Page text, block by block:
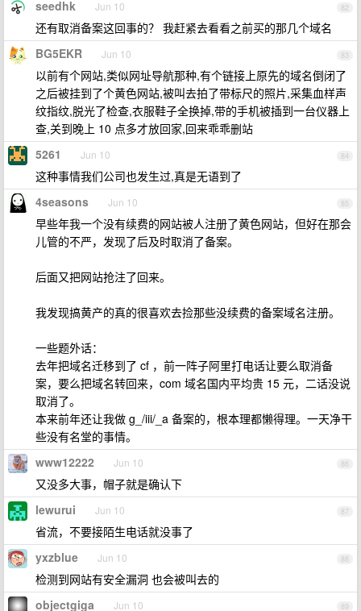
82
seedhk Jun 10
还有取消备案这回事的？ 我赶紧去看看之前买的那几个域名
83
BG5EKR Jun 10
以前有个网站,类似网址导航那种,有个链接上原先的域名倒闭了
之后被挂到了个黄色网站,被叫去拍了带标尺的照片,采集血样声
纹指纹,脱光了检查,衣服鞋子全换掉,带的手机被插到一台仪器上
查,关到晚上 10 点多才放回家,回来乖乖删站
84
5261 Jun 10
这种事情我们公司也发生过,真是无语到了
85
4seasons Jun 10
早些年我一个没有续费的网站被人注册了黄色网站，但好在那会
儿管的不严，发现了后及时取消了备案。
后面又把网站抢注了回来。
我发现搞黄产的真的很喜欢去捡那些没续费的备案域名注册。
一些题外话：
去年把域名迁移到了 cf ，前一阵子阿里打电话让要么取消备
案，要么把域名转回来，com 域名国内平均贵 15 元，二话没说
取消了。
本来前年还让我做 g_/iii/_a 备案的，根本理都懒得理。一天净干
些没有名堂的事情。
86
www12222 Jun 10
又没多大事，帽子就是确认下
87
lewurui Jun 10
省流，不要接陌生电话就没事了
88
yxzblue Jun 10
检测到网站有安全漏洞 也会被叫去的
89
objectgiga Jun 10